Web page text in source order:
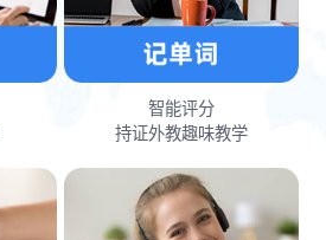
智能评分
持证外教趣味教学